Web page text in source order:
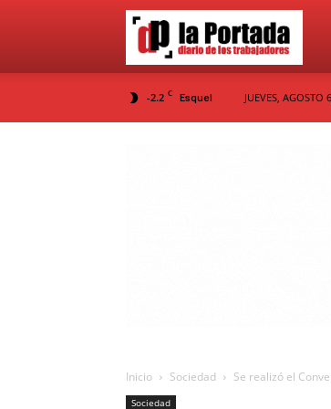
-2.2 C Esquel JUEVES, AGOSTO
Inicio Sociedad Se realizó el
Sociedad